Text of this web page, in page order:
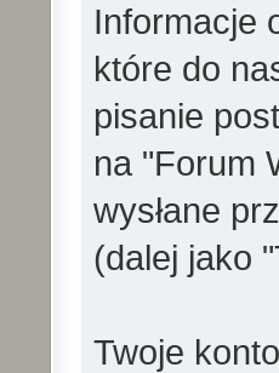
Informacje
które do
pisanie
na "Forum
wysłane
(dalej jako
Twoje